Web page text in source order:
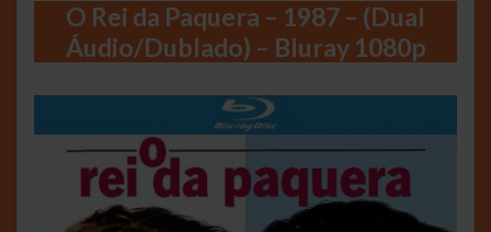
O Rei da Paquera – 1987 – (Dual
Áudio/Dublado) – Bluray 1080p